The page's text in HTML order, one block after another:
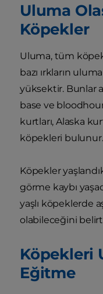
Uluma
Köpekler
Uluma, tüm
bazı ırkların
yüksektir. Bunlar
base ve
kurtları, Alaska
köpekleri bulunur.
Köpekler
görme kaybı
yaşlı köpeklerde
olabileceğini
Köpekleri
Eğitme